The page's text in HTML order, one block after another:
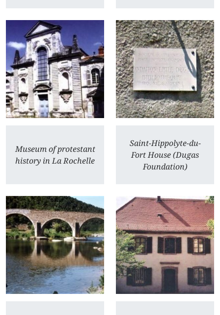
Museum of protestant
history in La Rochelle
Saint-Hippolyte-du-
Fort House (Dugas
Foundation)